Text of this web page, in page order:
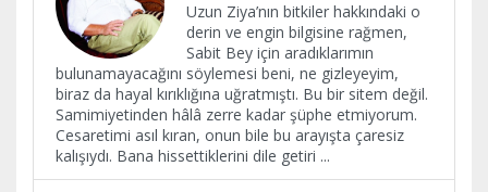
Uzun Ziya’nın bitkiler hakkındaki o
derin ve engin bilgisine rağmen,
Sabit Bey için aradıklarımın
bulunamayacağını söylemesi beni, ne gizleyeyim,
biraz da hayal kırıklığına uğratmıştı. Bu bir sitem değil.
Samimiyetinden hâlâ zerre kadar şüphe etmiyorum.
Cesaretimi asıl kıran, onun bile bu arayışta çaresiz
kalışıydı. Bana hissettiklerini dile getiri ...